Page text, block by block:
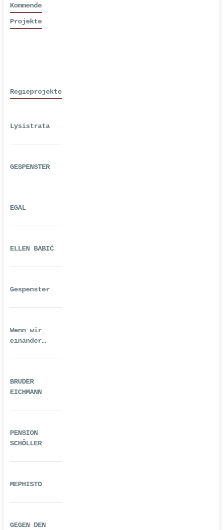
Kommende
Projekte
Regieprojekte
Lysistrata
GESPENSTER
EGAL
ELLEN BABIĆ
Gespenster
Wenn wir
einander
BRUDER
EICHMANN
PENSION
SCHÖLLER
MEPHISTO
GEGEN DEN